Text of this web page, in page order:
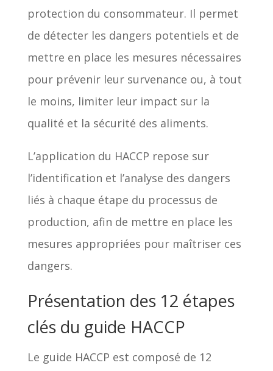
protection du consommateur. Il permet
de détecter les dangers potentiels et de
mettre en place les mesures nécessaires
pour prévenir leur survenance ou, à tout
le moins, limiter leur impact sur la
qualité et la sécurité des aliments.
L’application du HACCP repose sur
l’identification et l’analyse des dangers
liés à chaque étape du processus de
production, afin de mettre en place les
mesures appropriées pour maîtriser ces
dangers.
Présentation des 12 étapes
clés du guide HACCP
Le guide HACCP est composé de 12